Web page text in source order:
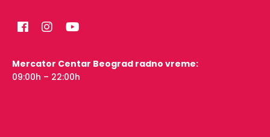
Mercator Centar Beograd radno vreme:
09:00h – 22:00h